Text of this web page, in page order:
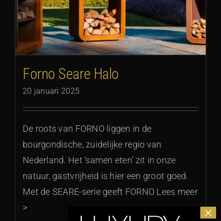
Forno Seare Halo
20 januari 2025
De roots van FORNO liggen in de
bourgondische, zuidelijke regio van
Nederland. Het ‘samen eten’ zit in onze
natuur, gastvrijheid is hier een groot goed.
Met de SEARE-serie geeft FORNO Lees meer
>